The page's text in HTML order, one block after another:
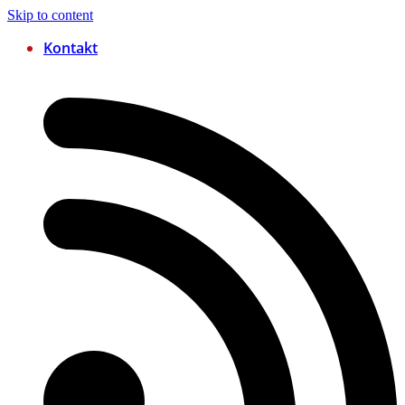
Skip to content
Kontakt